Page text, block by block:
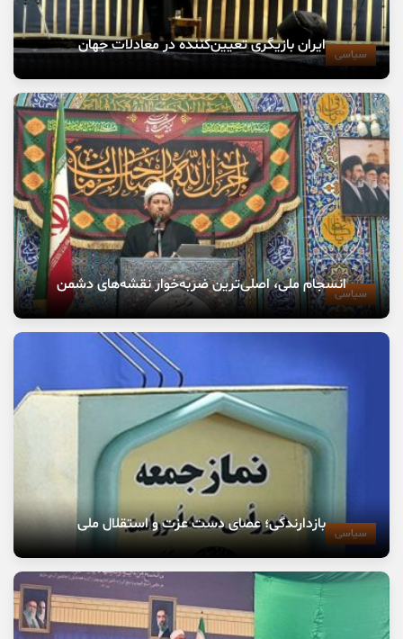
سیاسی ایران بازیگری تعیین‌کننده در معادلات جهان
سیاسیانسجام ملی، اصلی‌ترین ضربه‌خوار نقشه‌های دشمن
سیاسی بازدارندگی؛ عصای دست عزت و استقلال ملی